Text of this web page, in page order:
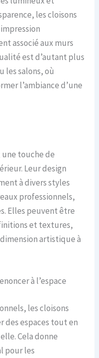
les cloisons
associé aux murs
est d’autant plus
les salons, où
l’ambiance d’une
touche de
Leur design
à divers styles
professionnels,
Elles peuvent être
et textures,
artistique à
à l’espace
les cloisons
espaces tout en
Cela donne
pour les